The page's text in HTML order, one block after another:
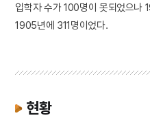
입학자 수가 100명이 못되었으나
1905년에 311명이었다.
현황